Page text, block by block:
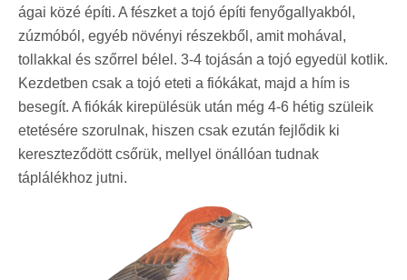
ágai közé építi. A fészket a tojó építi fenyőgallyakból,
zúzmóból, egyéb növényi részekből, amit mohával,
tollakkal és szőrrel bélel. 3-4 tojásán a tojó egyedül kotlik.
Kezdetben csak a tojó eteti a fiókákat, majd a hím is
besegít. A fiókák kirepülésük után még 4-6 hétig szüleik
etetésére szorulnak, hiszen csak ezután fejlődik ki
kereszteződött csőrük, mellyel önállóan tudnak
táplálékhoz jutni.